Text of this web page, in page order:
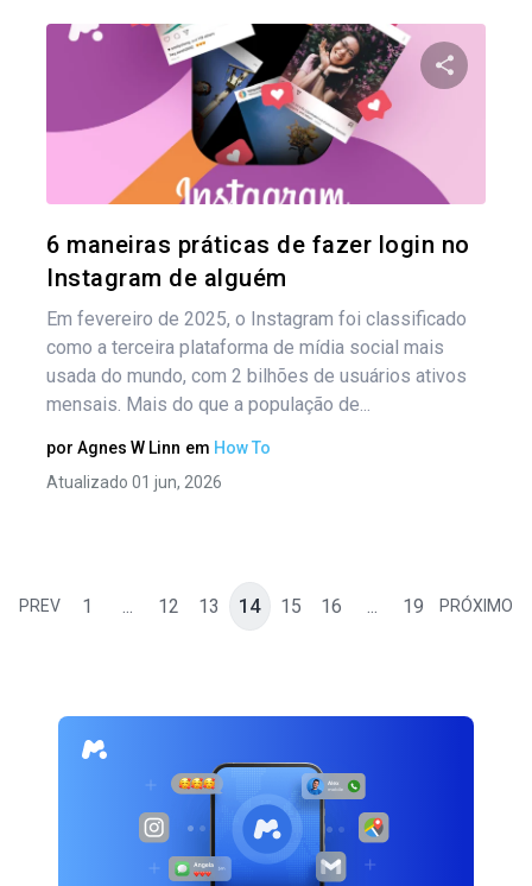
6 maneiras práticas de fazer login no
Instagram de alguém
Em fevereiro de 2025, o Instagram foi classificado
como a terceira plataforma de mídia social mais
usada do mundo, com 2 bilhões de usuários ativos
mensais. Mais do que a população de...
por Agnes W Linn em How To
Atualizado 01 jun, 2026
PREV 1 ... 12 13 14 15 16 ... 19 PRÓXIMO